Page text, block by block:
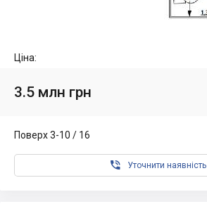
Ціна:
3.5 млн грн
Поверх 3-10 / 16
 Уточнити наявність